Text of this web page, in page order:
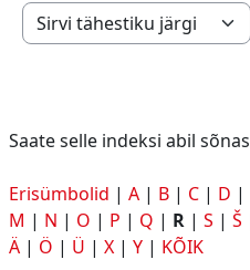
Saate selle indeksi abil
Saate selle indeksi abil
Erisümbolid | A | B | C | D |
M | N | O | P | Q | R | S | Š
Ä | Ö | Ü | X | Y | KÕIK